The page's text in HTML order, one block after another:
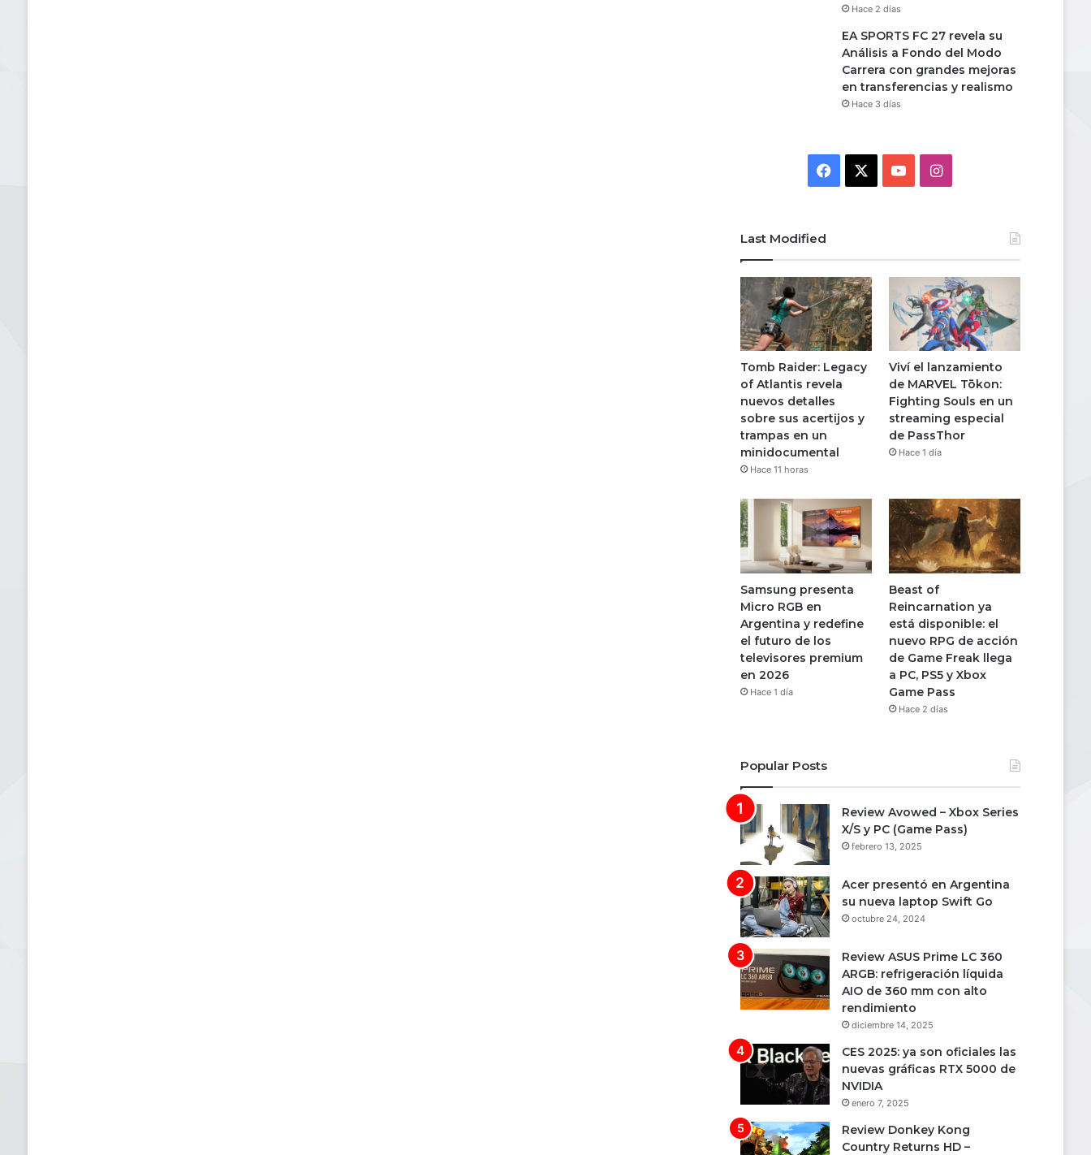
Hace 2 días
EA SPORTS FC 27 revela su
Análisis a Fondo del Modo
Carrera con grandes mejoras
en transferencias y realismo
Hace 3 días
Facebook YouTubeInstagram
Last Modified
Tomb Raider: Legacy
of Atlantis revela
nuevos detalles
sobre sus acertijos y
trampas en un
minidocumental
Hace 11 horas
Viví el lanzamiento
de MARVEL Tōkon:
Fighting Souls en un
streaming especial
de PassThor
Hace 1 día
Samsung presenta
Micro RGB en
Argentina y redefine
el futuro de los
televisores premium
en 2026
Hace 1 día
Beast of
Reincarnation ya
está disponible: el
nuevo RPG de acción
de Game Freak llega
a PC, PS5 y Xbox
Game Pass
Hace 2 días
Popular Posts
Review Avowed – Xbox Series
X/S y PC (Game Pass)
febrero 13, 2025
Acer presentó en Argentina
su nueva laptop Swift Go
octubre 24, 2024
Review ASUS Prime LC 360
ARGB: refrigeración líquida
AIO de 360 mm con alto
rendimiento
diciembre 14, 2025
CES 2025: ya son oficiales las
nuevas gráficas RTX 5000 de
NVIDIA
enero 7, 2025
Review Donkey Kong
Country Returns HD –